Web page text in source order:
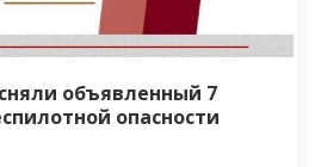
объявленный 7
опасности